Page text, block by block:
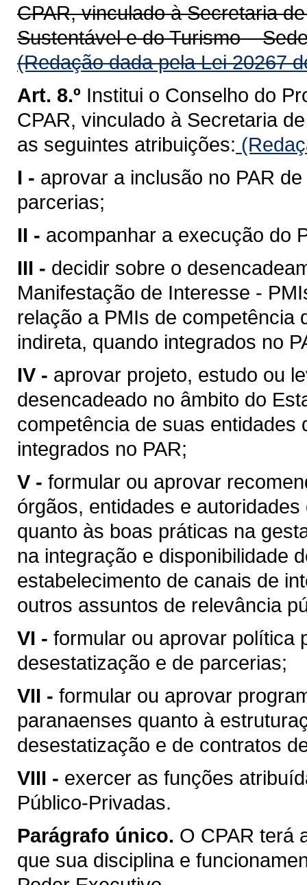
CPAR, vinculado à Secretaria
Sustentável e do Turismo –
(Redação dada pela Lei 20267
Art. 8.º Institui o Conselho do
CPAR, vinculado à Secretaria
as seguintes atribuições:
I - aprovar a inclusão no PAR
parcerias;
II - acompanhar a execução do
III - decidir sobre o
Manifestação de Interesse -
relação a PMIs de competência
indireta, quando integrados no
IV - aprovar projeto, estudo ou
desencadeado no âmbito do
competência de suas entidades
integrados no PAR;
V - formular ou aprovar
órgãos, entidades e
quanto às boas práticas na
na integração e disponibilidade
estabelecimento de canais de
outros assuntos de relevância
VI - formular ou aprovar política
desestatização e de parcerias;
VII - formular ou aprovar
paranaenses quanto à
desestatização e de contratos
VIII - exercer as funções
Público-Privadas.
Parágrafo único. O CPAR terá
que sua disciplina e